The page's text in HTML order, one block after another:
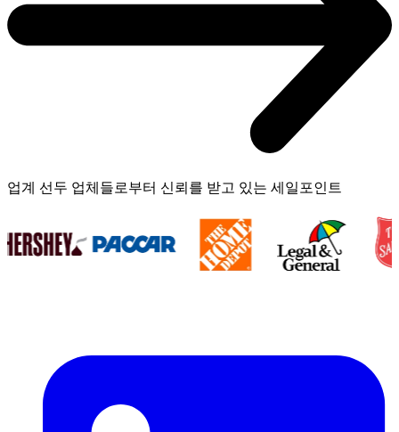
업계 선두 업체들로부터 신뢰를 받고 있는 세일포인트